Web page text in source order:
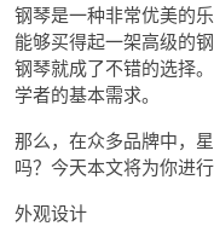
钢琴是一种非常优美的
能够买得起一架高级的
钢琴就成了不错的选择
学者的基本需求。
那么，在众多品牌中，
吗？今天本文将为你进行
外观设计